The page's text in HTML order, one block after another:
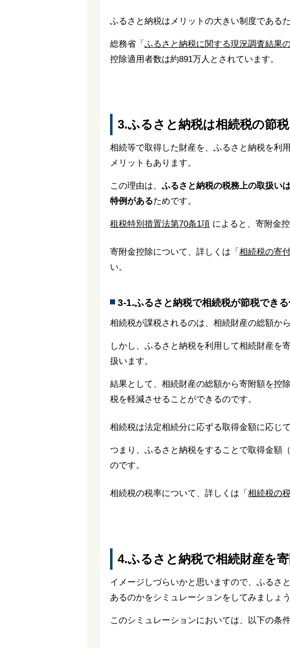
ふるさと納税はメリットの大きい制度である
総務省「 ふるさと納税に関する現況調査結果
控除適用者数は約891万人とされています。
3.ふるさと納税は相続税の節
相続等で取得した財産を、ふるさと納税を利
メリットもあります。
この理由は、 ふるさと納税の税務上の取扱い
特例があるためです。
租税特別措置法第70条1項 によると、寄附金
寄附金控除について、詳しくは「 相続税の寄
い。
3-1.ふるさと納税で相続税が節税でき
相続税が課税されるのは、相続財産の総額か
しかし、ふるさと納税を利用して相続財産を
扱います。
結果として、相続財産の総額から寄附額を控
税を軽減させることができるのです。
相続税は法定相続分に応ずる取得金額に応じ
つまり、ふるさと納税をすることで取得金額
のです。
相続税の税率について、詳しくは「 相続税の
4.ふるさと納税で相続財産を
イメージしづらいかと思いますので、ふるさ
あるのかをシミュレーションをしてみましょう
このシミュレーションにおいては、以下の条